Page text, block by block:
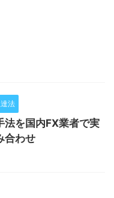
法
法を国内FX業者で実
合わせ